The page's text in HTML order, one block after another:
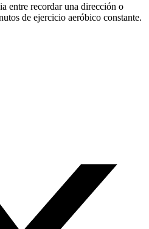
entre recordar una dirección o
de ejercicio aeróbico constante.